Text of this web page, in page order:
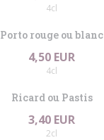
4cl
Porto rouge ou blanc
4,50 EUR
4cl
Ricard ou Pastis
3,40 EUR
2cl